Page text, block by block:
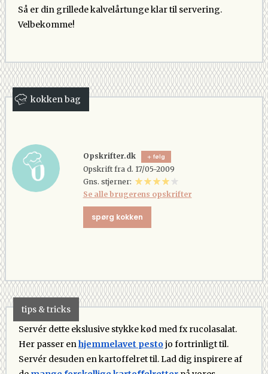
Så er din grillede kalvelårtunge klar til servering.
Velbekomme!
kokken bag
Opskrifter.dk følg
Opskrift fra d. 17/05-2009
Gns. stjerner:
Se alle brugerens opskrifter
spørg kokken
tips & tricks
Servér dette ekslusive stykke kød med fx rucolasalat.
Her passer enhjemmelavet pestojo fortrinligt til.
Servér desuden en kartoffelret til. Lad dig inspirere af